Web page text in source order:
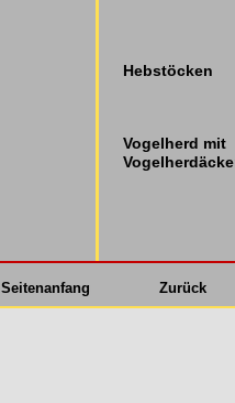
Hebstöcken
Vogelherd mit
Seitenanfang Zurück